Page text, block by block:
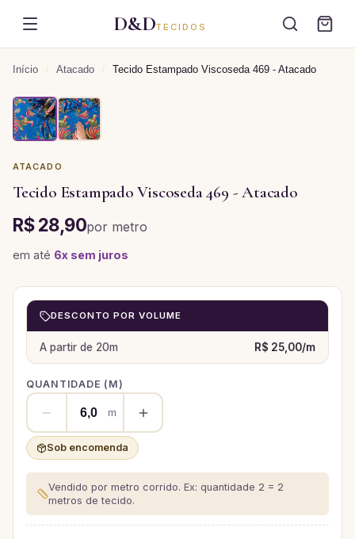
D&DTECIDOS
Início / Atacado / Tecido Estampado Viscoseda 469 - Atacado
ATACADO
Tecido Estampado Viscoseda 469 - Atacado
R$ 28,90por metro
em até 6x sem juros
DESCONTO POR VOLUME
A partir de 20m R$ 25,00/m
QUANTIDADE ( M)
m
Sob encomenda
Vendido por metro corrido. Ex: quantidade 2 = 2
metros de tecido.